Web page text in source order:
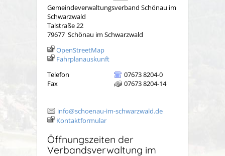
Gemeindeverwaltungsverband Schönau im
Schwarzwald
Talstraße 22
79677 Schönau im Schwarzwald
OpenStreetMap
Fahrplanauskunft
Telefon
07673 8204-0
Fax
07673 8204-14
info@schoenau-im-schwarzwald.de
Kontaktformular
Öffnungszeiten der
Verbandsverwaltung im